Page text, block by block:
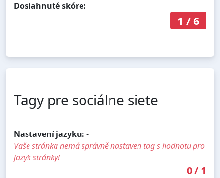
Dosiahnuté skóre:
1 / 6
Tagy pre sociálne siete
Nastavení jazyku: -
Vaše stránka nemá správně nastaven tag s hodnotu pro
jazyk stránky!
0/ 1